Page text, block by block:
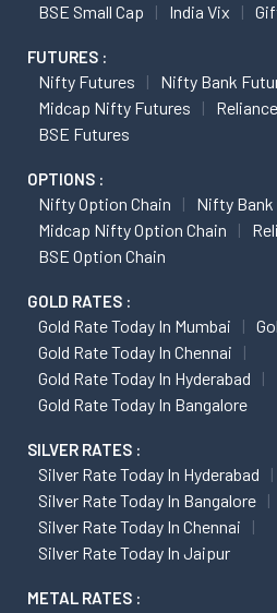
BSE Small Cap
India Vix
FUTURES :
Nifty Futures
Nifty Bank
Midcap Nifty Futures
BSE Futures
OPTIONS :
Nifty Option Chain
Nifty Bank
Midcap Nifty Option Chain
BSE Option Chain
GOLD RATES :
Gold Rate Today In Mumbai
Gold Rate Today In Chennai
Gold Rate Today In Hyderabad
Gold Rate Today In Bangalore
SILVER RATES :
Silver Rate Today In Hyderabad
Silver Rate Today In Bangalore
Silver Rate Today In Chennai
Silver Rate Today In Jaipur
METAL RATES :